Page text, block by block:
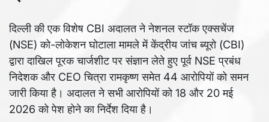
दिल्ली की एक विशेष CBI अदालत ने नेशनल स्टॉक एक्सचेंज
(NSE) को-लोकेशन घोटाला मामले में केंद्रीय जांच ब्यूरो (CBI)
द्वारा दाखिल पूरक चार्जशीट पर संज्ञान लेते हुए पूर्व NSE प्रबंध
निदेशक और CEO चित्रा रामकृष्ण समेत 44 आरोपियों को समन
जारी किया है। अदालत ने सभी आरोपियों को 18 और 20 मई
2026 को पेश होने का निर्देश दिया है।